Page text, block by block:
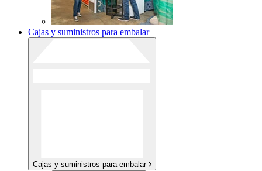
Cajas y suministros para embalar
Cajas y suministros para embalar